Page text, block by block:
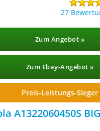
27
Zum Angebot »
Zum Ebay-Angebot »
Preis-Leistungs-Sieger
A1322060450S